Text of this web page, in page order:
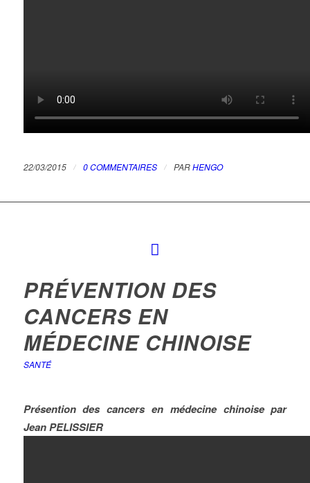
22/03/2015 / 0 COMMENTAIRES / PARHENGO
PRÉVENTION DES
CANCERS EN
MÉDECINE CHINOISE
SANTÉ
Présention des cancers en médecine chinoise par
Jean PELISSIER